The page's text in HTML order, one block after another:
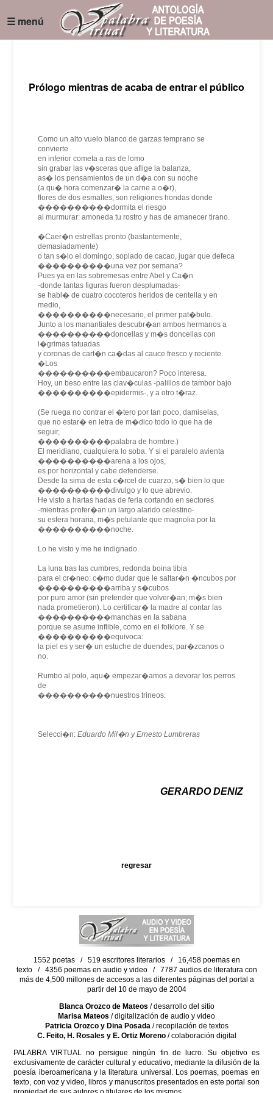
☰ menú
Prólogo mientras de acaba de entrar el público
Como un alto vuelo blanco de garzas temprano se
convierte
en inferior cometa a ras de lomo
sin grabar las v�sceras que aflige la balanza,
as� los pensamientos de un d�a con su noche
(a qu� hora comenzar� la carne a o�r),
flores de dos esmaltes, son religiones hondas donde
����������dormita el riesgo
al murmurar: amoneda tu rostro y has de amanecer tirano.
�Caer�n estrellas pronto (bastantemente,
demasiadamente)
o tan s�lo el domingo, soplado de cacao, jugar que defeca
����������una vez por semana?
Pues ya en las sobremesas entre Abel y Ca�n
-donde tantas figuras fueron desplumadas-
se habl� de cuatro cocoteros heridos de centella y en
medio,
����������necesario, el primer pat�bulo.
Junto a los manantiales descubr�an ambos hermanos a
����������doncellas y m�s doncellas con
l�grimas tatuadas
y coronas de cart�n ca�das al cauce fresco y reciente.
�Los
����������embaucaron? Poco interesa.
Hoy, un beso entre las clav�culas -palillos de tambor bajo
����������epidermis-, y a otro t�raz.
(Se ruega no contrar el �tero por tan poco, damiselas,
que no estar� en letra de m�dico todo lo que ha de
seguir,
����������palabra de hombre.)
El meridiano, cualquiera lo soba. Y si el paralelo avienta
����������arena a los ojos,
es por horizontal y cabe defenderse.
Desde la sima de esta c�rcel de cuarzo, s� bien lo que
����������divulgo y lo que abrevio.
He visto a hartas hadas de feria cortando en sectores
-mientras profer�an un largo alarido celestino-
su esfera horaria, m�s petulante que magnolia por la
����������noche.
Lo he visto y me he indignado.
La luna tras las cumbres, redonda boina tibia
para el cr�neo: c�mo dudar que le saltar�n �ncubos por
����������arriba y s�cubos
por puro amor (sin pretender que volver�an; m�s bien
nada prometieron). Lo certificar� la madre al contar las
����������manchas en la sabana
porque se asume inflible, como en el folklore. Y se
����������equivoca:
la piel es y ser� un estuche de duendes, par�zcanos o
no.
Rumbo al polo, aqu� empezar�amos a devorar los perros
de
����������nuestros trineos.
Selecci�n: Eduardo Mil�n y Ernesto Lumbreras
GERARDO DENIZ
regresar
1552 poetas / 519 escritores literarios / 16,458 poemas en
texto / 4356 poemas en audio y video / 7787 audios de literatura con
más de 4,500 millones de accesos a las diferentes páginas del portal a
partir del 10 de mayo de 2004
Blanca Orozco de Mateos / desarrollo del sitio
Marisa Mateos / digitalización de audio y video
Patricia Orozco y Dina Posada/ recopilación de textos
C. Feito, H. Rosales y E. Ortiz Moreno/ colaboración digital
PALABRA VIRTUAL no persigue ningún fin de lucro. Su objetivo es
exclusivamente de carácter cultural y educativo, mediante la difusión de la
poesía iberoamericana y la literatura universal. Los poemas, poemas en
texto, con voz y video, libros y manuscritos presentados en este portal son